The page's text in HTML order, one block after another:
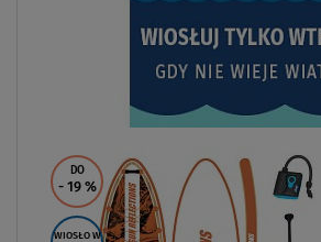
DO
- 19 %
WIOSŁO W